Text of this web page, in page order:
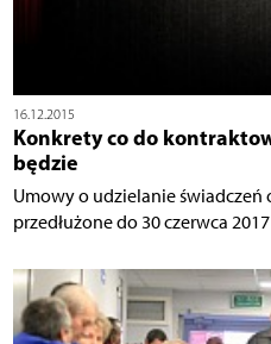
16.12.2015
Konkrety co do
będzie
Umowy o udzielanie
przedłużone do 30 czerwca